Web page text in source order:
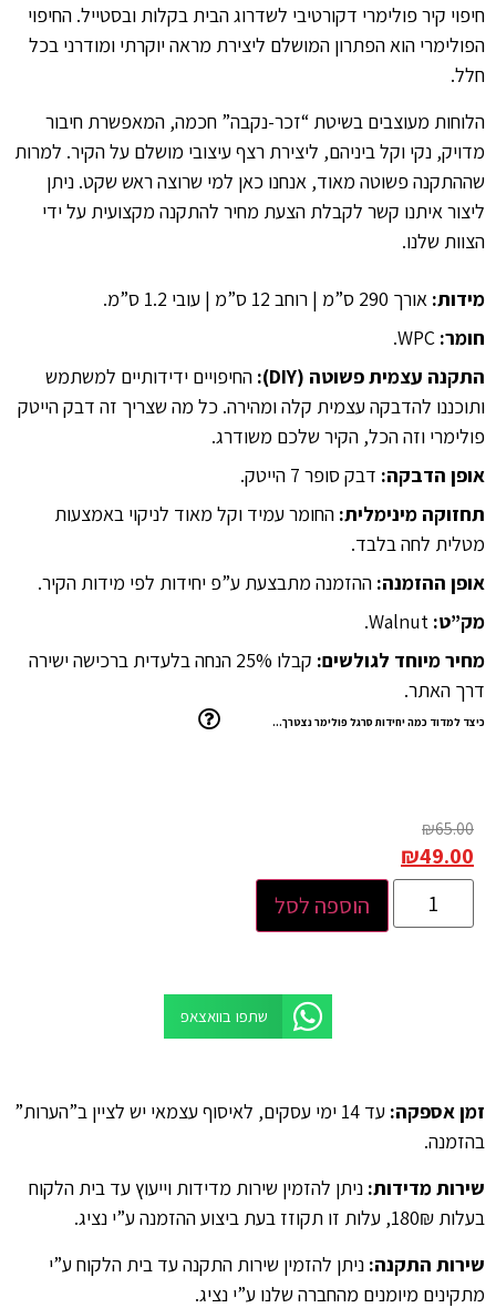
חיפוי קיר פולימרי דקורטיבי לשדרוג הבית בקלות ובסטייל. החיפוי
הפולימרי הוא הפתרון המושלם ליצירת מראה יוקרתי ומודרני בכל
חלל.
הלוחות מעוצבים בשיטת “זכר-נקבה” חכמה, המאפשרת חיבור
מדויק, נקי וקל ביניהם, ליצירת רצף עיצובי מושלם על הקיר. למרות
שההתקנה פשוטה מאוד, אנחנו כאן למי שרוצה ראש שקט. ניתן
ליצור איתנו קשר לקבלת הצעת מחיר להתקנה מקצועית על ידי
הצוות שלנו.
מידות: אורך 290 ס”מ | רוחב 12 ס”מ | עובי 1.2 ס”מ.
חומר:
התקנה עצמית פשוטה (DIY):
החיפויים ידידותיים למשתמש
ותוכננו להדבקה עצמית קלה ומהירה. כל מה שצריך זה דבק הייטק
פולימרי וזה הכל, הקיר שלכם משודרג.
אופן הדבקה: דבק סופר 7 הייטק.
תחזוקה מינימלית: החומר עמיד וקל מאוד לניקוי באמצעות
מטלית לחה בלבד.
אופן ההזמנה: ההזמנה מתבצעת ע”פ יחידות לפי מידות הקיר.
מק”ט:
מחיר מיוחד לגולשים:
קבלו 25% הנחה בלעדית ברכישה ישירה
דרך האתר.
כיצד למדוד כמה יחידות סרגל פולימר נצטרך…
₪65.00
₪49.00
הוספה לסל
שתפו בוואצאפ
זמן אספקה:
עד 14 ימי עסקים, לאיסוף עצמאי יש לציין ב”הערות”
בהזמנה.
שירות מדידות: ניתן להזמין שירות מדידות וייעוץ עד בית הלקוח
בעלות 180₪, עלות זו תקוזז בעת ביצוע ההזמנה ע”י נציג.
שירות התקנה: ניתן להזמין שירות התקנה עד בית הלקוח ע”י
מתקינים מיומנים מהחברה שלנו ע”י נציג.